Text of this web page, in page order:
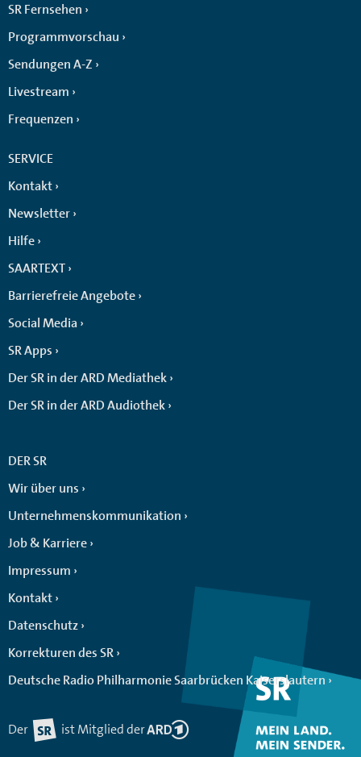
SR Fernsehen
Programmvorschau
Sendungen A-Z
Livestream
Frequenzen
SERVICE
Kontakt
Newsletter
Hilfe
SAARTEXT
Barrierefreie Angebote
Social Media
SR Apps
Der SR in der ARD Mediathek
Der SR in der ARD Audiothek
DER SR
Wir über uns
Unternehmenskommunikation
Job & Karriere
Impressum
Kontakt
Datenschutz
Korrekturen des SR
Deutsche Radio Philharmonie Saarbrücken Kaiserslautern
Der ist Mitglied der